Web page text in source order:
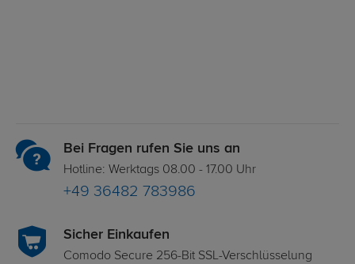
Bei Fragen rufen Sie uns an
Hotline: Werktags 08.00 - 17.00 Uhr
+49 36482 783986
Sicher Einkaufen
Comodo Secure 256-Bit SSL-Verschlüsselung